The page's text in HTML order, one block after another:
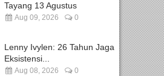
Tayang 13 Agustus
Aug 09, 2026 0
Lenny Ivylen: 26 Tahun Jaga
Eksistensi...
Aug 08, 2026 0